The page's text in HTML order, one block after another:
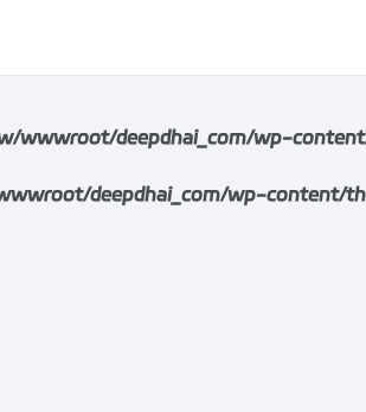
wwwroot/deepdhai_com/wp-
deepdhai_com/wp-content/